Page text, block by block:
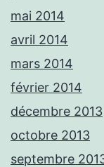
mai 2014
avril 2014
mars 2014
février 2014
décembre 2013
octobre 2013
septembre